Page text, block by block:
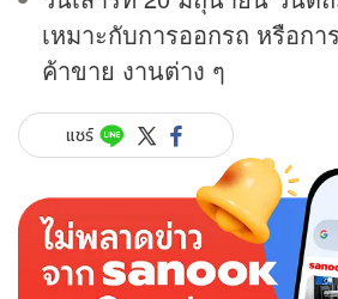
เหมาะกับการออกรถ หรือกา
ค้าขาย งานต่าง ๆ
แชร์